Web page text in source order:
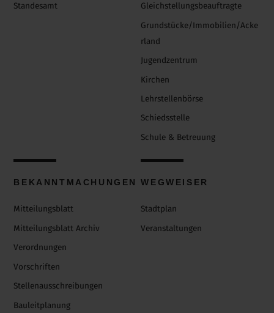
Standesamt
Gleichstellungsbeauftragte
Grundstücke/Immobilien/Acke
rland
Jugendzentrum
Kirchen
Lehrstellenbörse
Schiedsstelle
Schule & Betreuung
BEKANNTMACHUNGEN
Mitteilungsblatt
Mitteilungsblatt Archiv
Verordnungen
Vorschriften
Stellenausschreibungen
Bauleitplanung
WEGWEISER
Stadtplan
Veranstaltungen